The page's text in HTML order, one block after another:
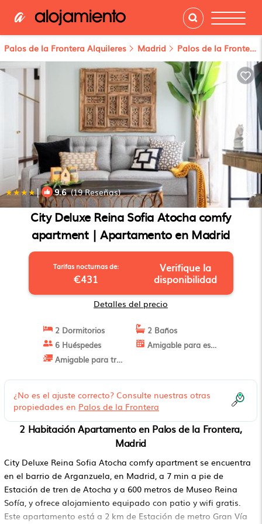
Palos de la Frontera Alquileres Madrid Palos de la Frontera
| 9.6(19 Reseñas) 1 /4
City Deluxe Reina Sofia Atocha comfy
apartment | Apartamento en Madrid
Tarifas nocturnas de:
€431
Verifique la
disponibilidad
Detalles del precio
2 Dormitorios
2 Baños
6 Huéspedes
Amigable para estancias largas
Amigable para trabajo
¿No es el ajuste correcto? Consulte nuestras otras
propiedades en Palos de la Frontera
2 Habitación Apartamento en Palos de la Frontera,
Madrid
City Deluxe Reina Sofia Atocha comfy apartment se encuentra
en el barrio de Arganzuela, en Madrid, a 7 min a pie de
Estación de tren de Atocha y a 600 metros de Museo Reina
Sofía, y ofrece alojamiento equipado con patio y wifi gratis.
Este apartamento está a 2 km de Estación de metro Gran Vía